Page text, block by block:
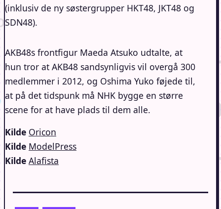
(inklusiv de ny søstergrupper HKT48, JKT48 og
SDN48).
AKB48s frontfigur Maeda Atsuko udtalte, at
hun tror at AKB48 sandsynligvis vil overgå 300
medlemmer i 2012, og Oshima Yuko føjede til,
at på det tidspunk må NHK bygge en større
scene for at have plads til dem alle.
Kilde Oricon
Kilde ModelPress
Kilde Alafista